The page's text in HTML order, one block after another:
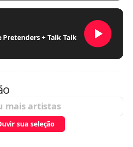
+ Talk Talk
sua seleção